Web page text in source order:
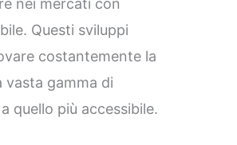
nei mercati con
Questi sviluppi
costantemente la
gamma di
quello più accessibile.